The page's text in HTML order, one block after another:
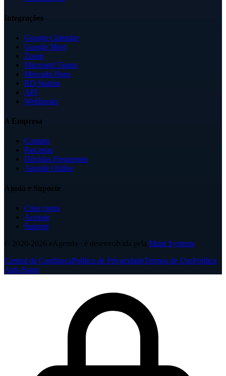
Integrações
Google Calendar
Google Meet
Zoom
Microsoft Teams
Mercado Pago
RD Station
API
Webhooks
A Empresa
Contato
Parcerias
Dúvidas Frequentes
Agende Online
Ajuda e Suporte
Criar conta
Acessar
Suporte
© 2020-2026 eAgenda · é desenvolvida pela Mupi Systems
Central de ConfiançaPolítica de PrivacidadeTermos de UsoPolítica
Anti-Spam